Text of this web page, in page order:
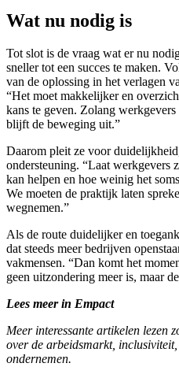
Wat nu nodig is
Tot slot is de vraag wat er nu
sneller tot een succes te maken.
van de oplossing in het verlagen
“Het moet makkelijker en
kans te geven. Zolang
blijft de beweging uit.”
Daarom pleit ze voor
ondersteuning. “Laat werkgevers
kan helpen en hoe weinig het
We moeten de praktijk laten
wegnemen.”
Als de route duidelijker en
dat steeds meer bedrijven
vakmensen. “Dan komt het
geen uitzondering meer is, maar
Lees meer in Empact
Meer interessante artikelen lezen
over de arbeidsmarkt,
ondernemen.